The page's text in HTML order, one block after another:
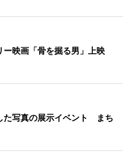
ー映画「骨を掘る男」上映
た写真の展示イベント まち